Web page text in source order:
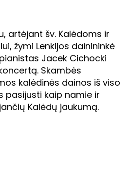
artėjant šv. Kalėdoms ir
žymi Lenkijos dainininkė
Jacek Cichocki
Skambės
kalėdinės dainos iš viso
pasijusti kaip namie ir
Kalėdų jaukumą.